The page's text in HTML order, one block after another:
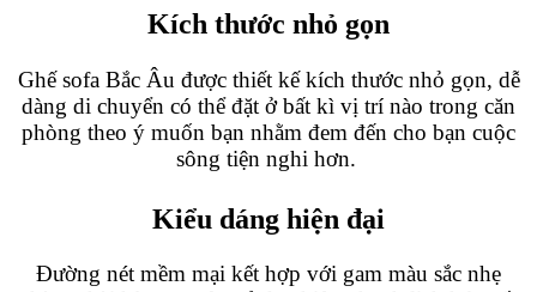
Kích thước nhỏ gọn
Ghế sofa Bắc Âu được thiết kế kích thước nhỏ gọn, dễ
dàng di chuyển có thể đặt ở bất kì vị trí nào trong căn
phòng theo ý muốn bạn nhằm đem đến cho bạn cuộc
sông tiện nghi hơn.
Kiểu dáng hiện đại
Đường nét mềm mại kết hợp với gam màu sắc nhẹ